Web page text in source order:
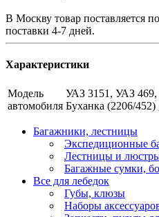
В Москву товар поставляется
поставки 4-7 дней.
Характеристики
Модель
автомобиля
УАЗ 3151, УАЗ
Буханка (2206/
Багажники, лестницы
Экспедиционные
Лестницы и
Багажные сумки,
Все для лебедок
Губы, клюзы
Наборы